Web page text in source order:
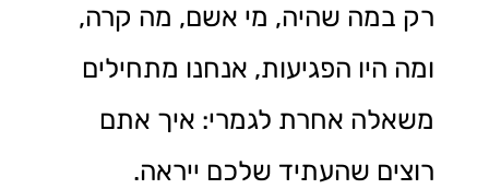
רק במה שהיה, מי אשם, מה קרה,
ומה היו הפגיעות, אנחנו מתחילים
משאלה אחרת לגמרי: איך אתם
רוצים שהעתיד שלכם ייראה.